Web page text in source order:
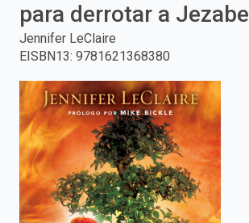
press
to
search.
para derrotar a Jezabel
Jennifer LeClaire
EISBN13: 9781621368380